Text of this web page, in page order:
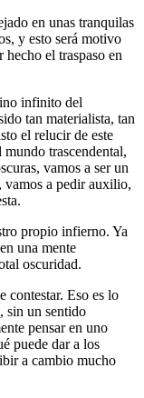
en unas tranquilas
y esto será motivo
el traspaso en
infinito del
tan materialista, tan
el relucir de este
trascendental,
vamos a ser un
vamos a pedir auxilio,
propio infierno. Ya
una mente
oscuridad.
Eso es lo
sin un sentido
pensar en uno
puede dar a los
a cambio mucho